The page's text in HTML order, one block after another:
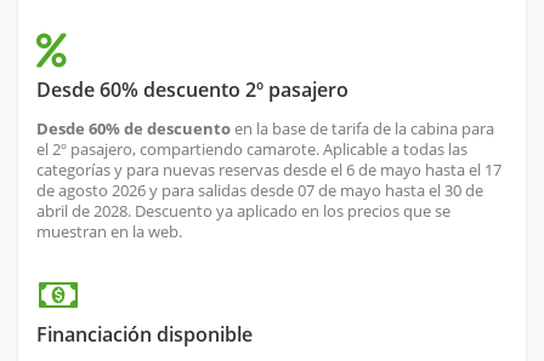
Desde 60% descuento 2º pasajero
Desde 60% de descuentoen la base de tarifa de la cabina para
el 2º pasajero, compartiendo camarote. Aplicable a todas las
categorías y para nuevas reservas desde el 6 de mayo hasta el 17
de agosto 2026 y para salidas desde 07 de mayo hasta el 30 de
abril de 2028. Descuento ya aplicado en los precios que se
muestran en la web.
Financiación disponible